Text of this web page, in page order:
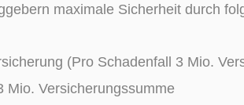
maximale Sicherheit durch
(Pro Schadenfall 3 Mio.
Mio. Versicherungssumme